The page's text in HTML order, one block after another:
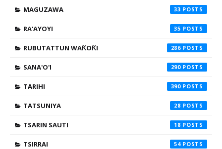
MAGUZAWA 33
RA'AYOYI 35
RUBUTATTUN WAƘOƘI 286
SANA'O'I 290
TARIHI 390
TATSUNIYA 28
TSARIN SAUTI 18
TSIRRAI 54